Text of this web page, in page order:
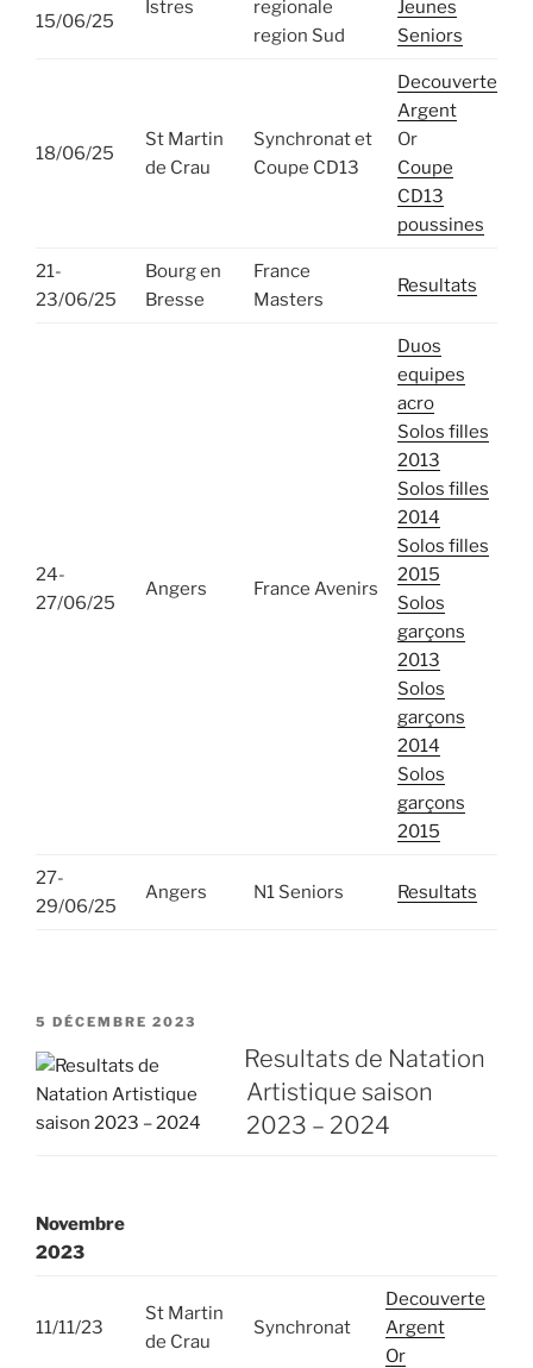
15/06/25
Istres
regionale
region Sud
Jeunes
Seniors
18/06/25
St Martin
de Crau
Synchronat et
Coupe CD13
Decouverte
Argent
Or
Coupe
CD13
poussines
21-
23/06/25
Bourg en
Bresse
France
Masters
Resultats
24-
27/06/25
Angers France Avenirs
Duos
equipes
acro
Solos filles
2013
Solos filles
2014
Solos filles
2015
Solos
garçons
2013
Solos
garçons
2014
Solos
garçons
2015
27-
29/06/25
Angers N1 Seniors Resultats
PUBLIÉ
5 DÉCEMBRE 2023
Resultats de Natation
Artistique saison
2023 – 2024
Novembre
2023
11/11/23
St Martin
de Crau
Synchronat
Decouverte
Argent
Or